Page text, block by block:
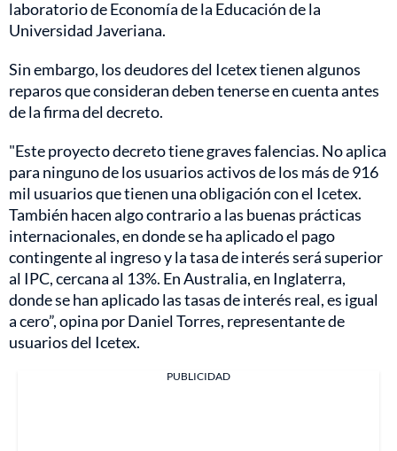
laboratorio de Economía de la Educación de la
Universidad Javeriana.
Sin embargo, los deudores del Icetex tienen algunos
reparos que consideran deben tenerse en cuenta antes
de la firma del decreto.
"Este proyecto decreto tiene graves falencias. No aplica
para ninguno de los usuarios activos de los más de 916
mil usuarios que tienen una obligación con el Icetex.
También hacen algo contrario a las buenas prácticas
internacionales, en donde se ha aplicado el pago
contingente al ingreso y la tasa de interés será superior
al IPC, cercana al 13%. En Australia, en Inglaterra,
donde se han aplicado las tasas de interés real, es igual
a cero”, opina por Daniel Torres, representante de
usuarios del Icetex.
PUBLICIDAD